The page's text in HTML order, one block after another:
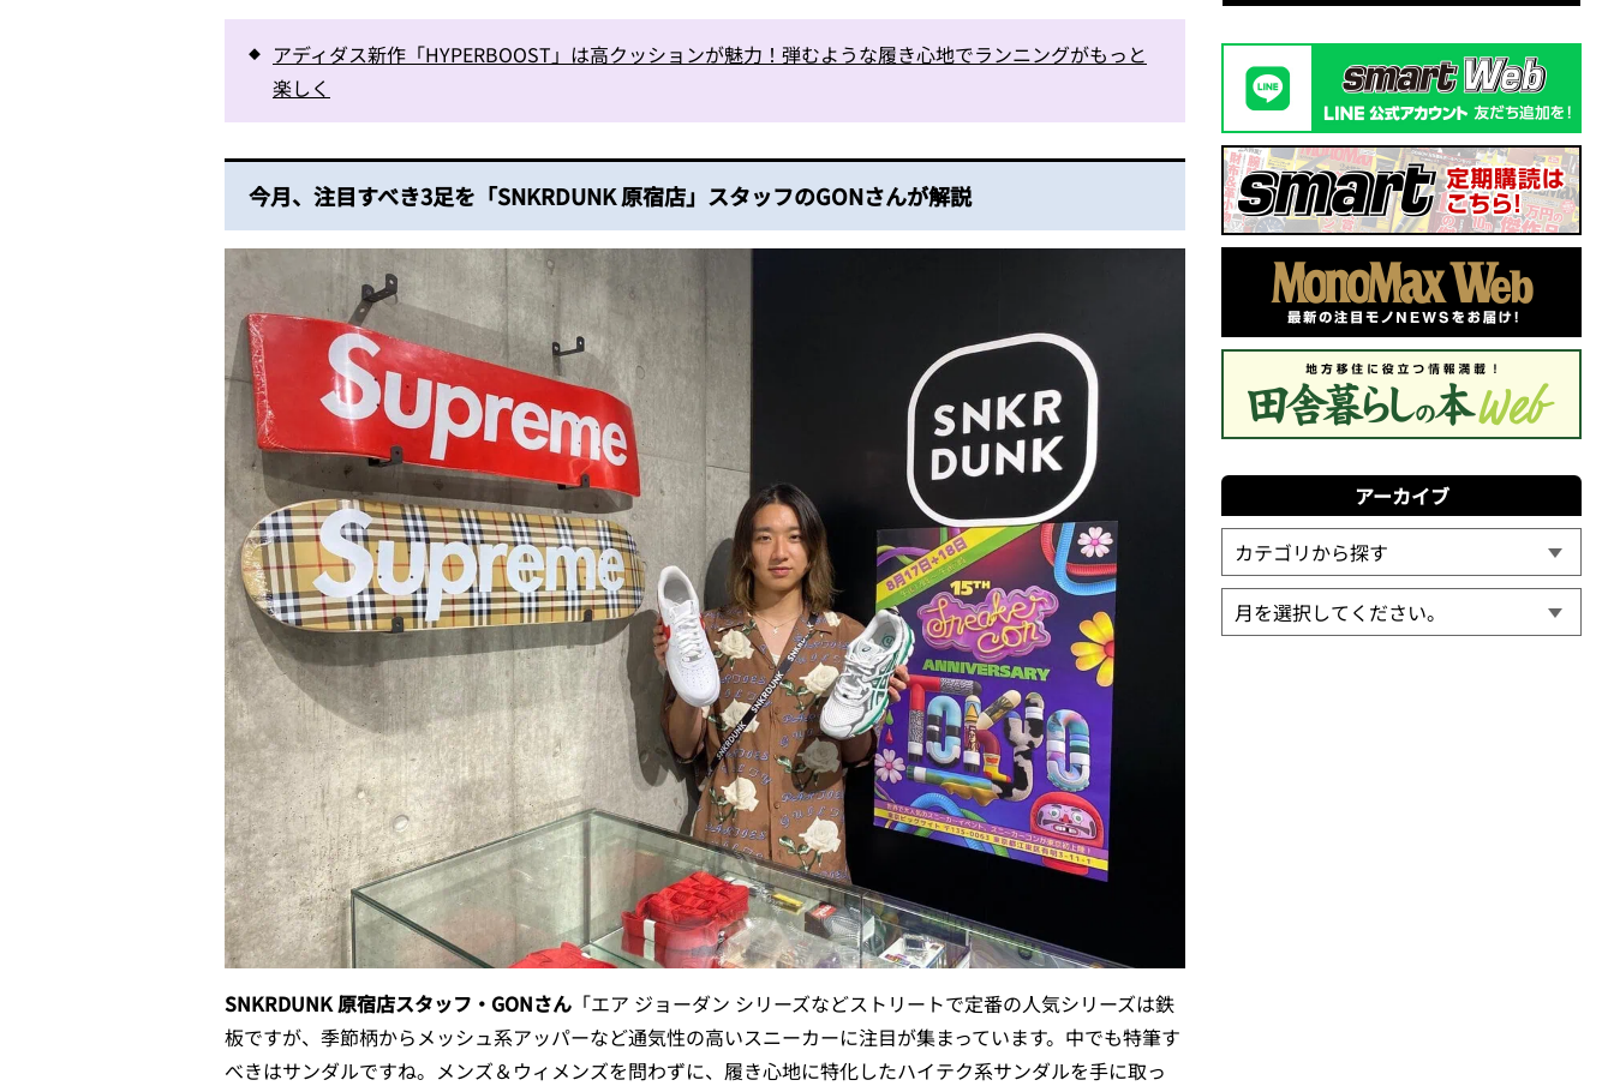
アディダス新作「HYPERBOOST」は高クッションが魅力！弾むような履き心地でランニングがもっと
楽しく
今月、注目すべき3足を「SNKRDUNK 原宿店」スタッフのGONさんが解説
SNKRDUNK 原宿店スタッフ・GONさん 「エア ジョーダン シリーズなどストリートで定番の人気シリーズは鉄
板ですが、季節柄からメッシュ系アッパーなど通気性の高いスニーカーに注目が集まっています。中でも特筆す
べきはサンダルですね。メンズ＆ウィメンズを問わずに、履き心地に特化したハイテク系サンダルを手に取っ
アーカイブ